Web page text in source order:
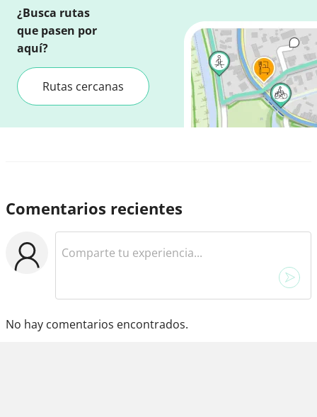
¿Busca rutas
que pasen por
aquí?
Rutas cercanas
Comentarios recientes
No hay comentarios encontrados.